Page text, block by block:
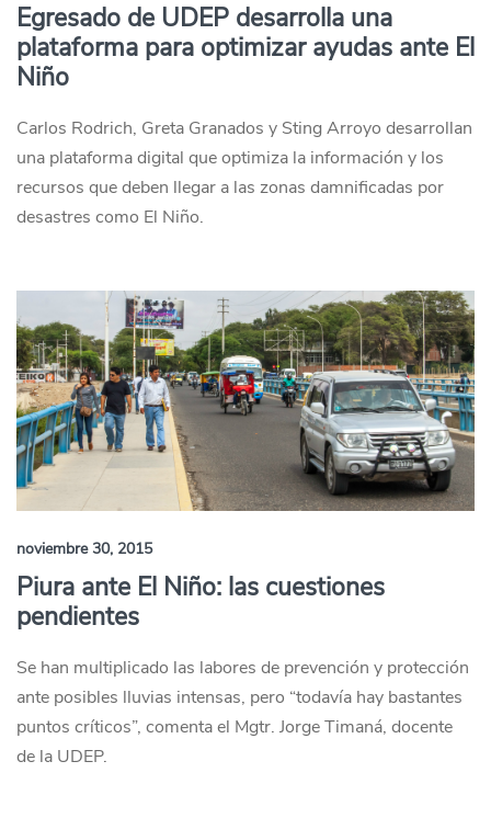
Egresado de UDEP desarrolla una
plataforma para optimizar ayudas ante El
Niño
Carlos Rodrich, Greta Granados y Sting Arroyo desarrollan
una plataforma digital que optimiza la información y los
recursos que deben llegar a las zonas damnificadas por
desastres como El Niño.
noviembre 30, 2015
Piura ante El Niño: las cuestiones
pendientes
Se han multiplicado las labores de prevención y protección
ante posibles lluvias intensas, pero “todavía hay bastantes
puntos críticos”, comenta el Mgtr. Jorge Timaná, docente
de la UDEP.